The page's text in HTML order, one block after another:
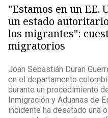
"Estamos en un EE.
un estado
los migrantes":
migratorios
Joan Sebastián Duran
en el departamento
durante un procedimiento
Inmigración y Aduanas de
incidente ha desatado una